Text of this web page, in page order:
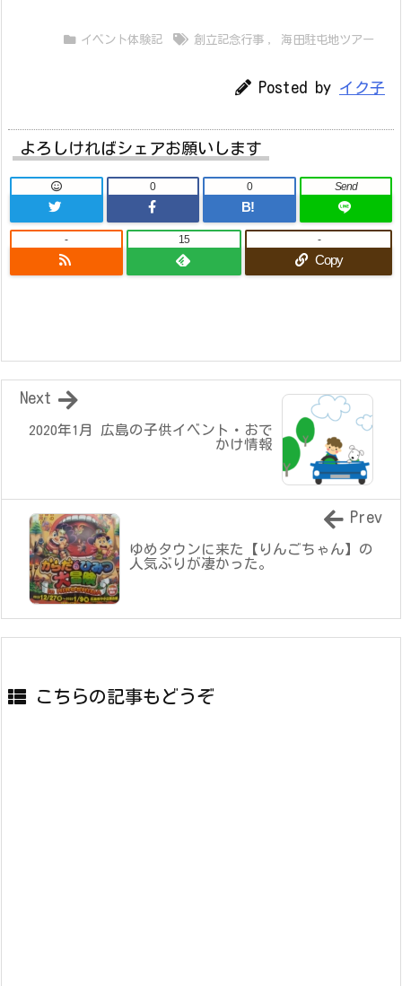
イベント体験記 創立記念行事 , 海田駐屯地ツアー
Posted by イク子
よろしければシェアお願いします
0
B!
0 Send
- 15
Copy
-
2020年1月 広島の子供イベント・おで
かけ情報
Next
ゆめタウンに来た【りんごちゃん】の
人気ぶりが凄かった。
Prev
こちらの記事もどうぞ